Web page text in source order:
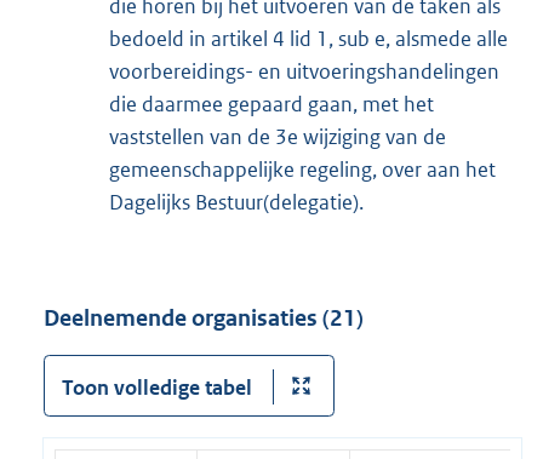
die horen bij het uitvoeren van de taken als
bedoeld in artikel 4 lid 1, sub e, alsmede alle
voorbereidings- en uitvoeringshandelingen
die daarmee gepaard gaan, met het
vaststellen van de 3e wijziging van de
gemeenschappelijke regeling, over aan het
Dagelijks Bestuur(delegatie).
Deelnemende organisaties (21)
Toon volledige tabel